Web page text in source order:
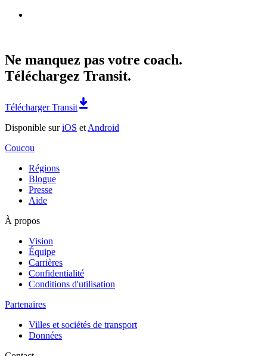
Ne manquez pas votre coach.
Téléchargez Transit.
Télécharger Transit
Disponible suriOS et Android
Coucou
Régions
Blogue
Presse
Aide
À propos
Vision
Équipe
Carrières
Confidentialité
Conditions d'utilisation
Partenaires
Villes et sociétés de transport
Données